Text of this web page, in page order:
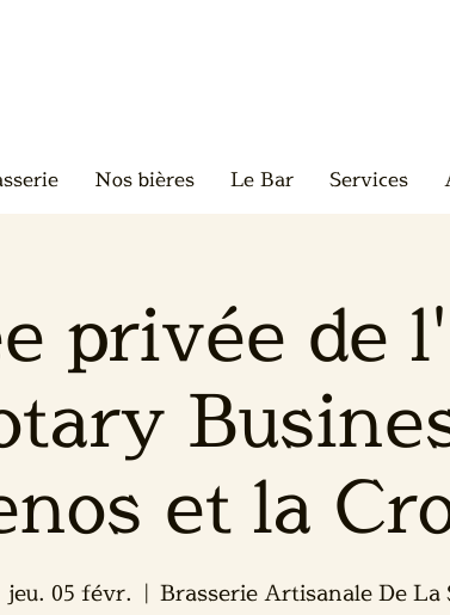
Nos bières Le Bar Services
privée de
et la
jeu. 05 févr.
  |
Brasserie Artisanale De La